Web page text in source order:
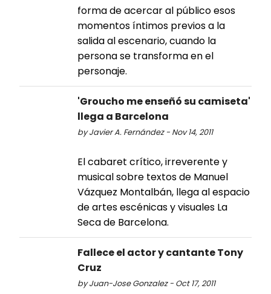
forma de acercar al público esos
momentos íntimos previos a la
salida al escenario, cuando la
persona se transforma en el
personaje.
'Groucho me enseñó su camiseta'
llega a Barcelona
by Javier A. Fernández - Nov 14, 2011
El cabaret crítico, irreverente y
musical sobre textos de Manuel
Vázquez Montalbán, llega al espacio
de artes escénicas y visuales La
Seca de Barcelona.
Fallece el actor y cantante Tony
Cruz
by Juan-Jose Gonzalez - Oct 17, 2011